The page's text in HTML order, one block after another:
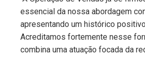
essencial da nossa abordagem
apresentando um histórico
Acreditamos fortemente nesse
combina uma atuação focada da